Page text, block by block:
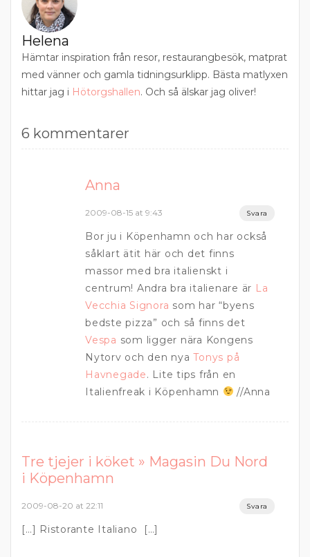
Helena
Hämtar inspiration från resor, restaurangbesök, matprat
med vänner och gamla tidningsurklipp. Bästa matlyxen
hittar jag i Hötorgshallen. Och så älskar jag oliver!
6 kommentarer
Anna
2009-08-15 at 9:43 Svara
Bor ju i Köpenhamn och har också
såklart ätit här och det finns
massor med bra italienskt i
centrum! Andra bra italienare är La
Vecchia Signora som har “byens
bedste pizza” och så finns det
Vespa som ligger nära Kongens
Nytorv och den nyaTonys på
Havnegade. Lite tips från en
Italienfreak i Köpenhamn
//Anna
Tre tjejer i köket » Magasin Du Nord
i Köpenhamn
2009-08-20 at 22:11 Svara
[…] Ristorante Italiano […]